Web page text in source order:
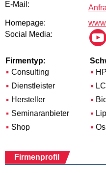
E-Mail:
Homepage:
Social Media:
Firmentyp:
Consulting
Dienstleister
Hersteller
Seminaranbieter
Shop
Firmenprofil